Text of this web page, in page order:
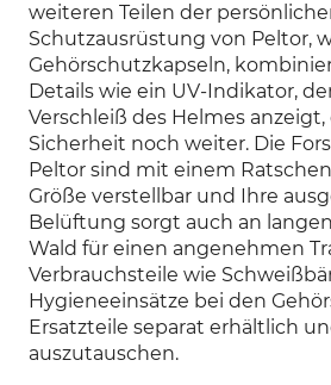
weiteren Teilen der
Schutzausrüstung von Peltor,
Gehörschutzkapseln,
Details wie ein UV-Indikator,
Verschleiß des Helmes
Sicherheit noch weiter. Die
Peltor sind mit einem
Größe verstellbar und Ihre
Belüftung sorgt auch an
Wald für einen angenehmen
Verbrauchsteile wie
Hygieneeinsätze bei den
Ersatzteile separat erhältlich
auszutauschen.